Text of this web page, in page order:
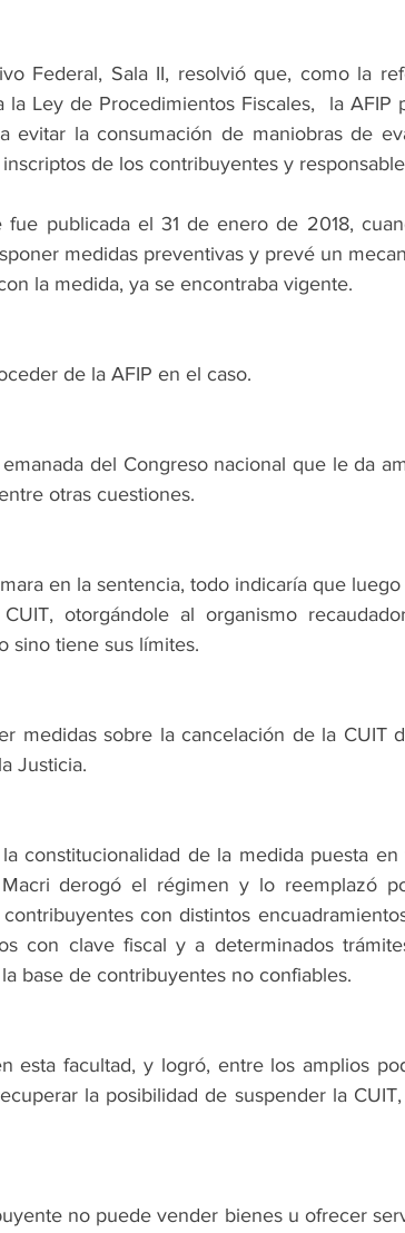
Federal, Sala II, resolvió que, como la
Ley de Procedimientos Fiscales,  la AFIP
evitar la consumación de maniobras de
de los contribuyentes y
publicada el 31 de enero de 2018,
medidas preventivas y prevé un
la medida, ya se encontraba vigente.
de la AFIP en el caso.
del Congreso nacional que le da
otras cuestiones.
en la sentencia, todo indicaría que
otorgándole al organismo
sino tiene sus límites.
medidas sobre la cancelación de la CUIT
Justicia.
constitucionalidad de la medida puesta en
derogó el régimen y lo reemplazó
con distintos
con clave fiscal y a determinados
base de contribuyentes no confiables.
esta facultad, y logró, entre los amplios
la posibilidad de suspender la
no puede vender bienes u ofrecer